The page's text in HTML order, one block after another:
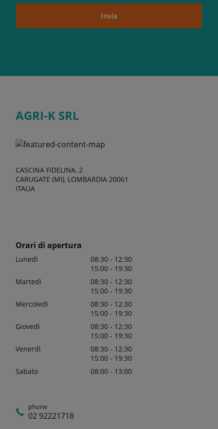
Invia
AGRI-K SRL
CASCINA FIDELINA, 2
CARUGATE (MI), LOMBARDIA 20061
ITALIA
Orari di apertura
Lunedì
08:30 - 12:30
15:00 - 19:30
Martedì
08:30 - 12:30
15:00 - 19:30
Mercoledì
08:30 - 12:30
15:00 - 19:30
Giovedì
08:30 - 12:30
15:00 - 19:30
Venerdì
08:30 - 12:30
15:00 - 19:30
Sabato
08:00 - 13:00
phone
02 92221718